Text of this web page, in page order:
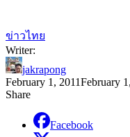
ข่าวไทย
Writer:
jakrapong
February 1, 2011February
Share
Facebook